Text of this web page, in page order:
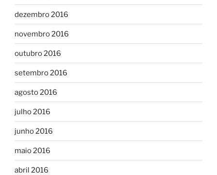
dezembro 2016
novembro 2016
outubro 2016
setembro 2016
agosto 2016
julho 2016
junho 2016
maio 2016
abril 2016